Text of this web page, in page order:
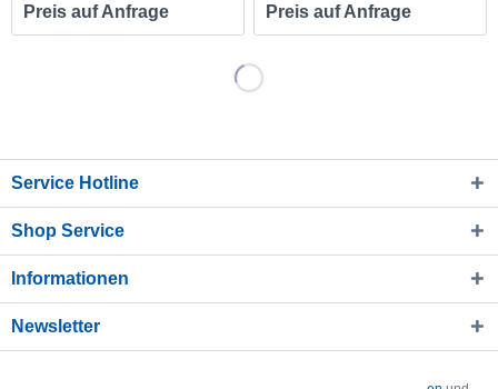
Preis auf Anfrage Preis auf Anfrage
Service Hotline
Shop Service
Informationen
Newsletter